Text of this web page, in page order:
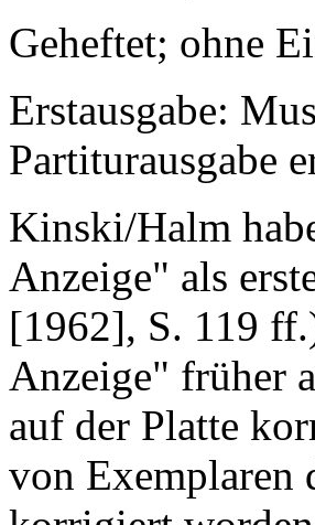
Geheftet; ohne
Erstausgabe:
Partiturausgabe
Kinski/Halm
Anzeige" als
[1962], S. 119
Anzeige" früher
auf der Platte
von Exemplaren